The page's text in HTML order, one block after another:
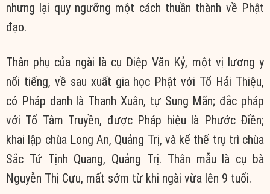
nhưng lại quy ngưỡng một cách thuần thành về Phật
đạo.
Thân phụ của ngài là cụ Diệp Văn Kỷ, một vị lương y
nổi tiếng, về sau xuất gia học Phật với Tổ Hải Thiệu,
có Pháp danh là Thanh Xuân, tự Sung Mãn; đắc pháp
với Tổ Tâm Truyền, được Pháp hiệu là Phước Điền;
khai lập chùa Long An, Quảng Trị, và kế thế trụ trì chùa
Sắc Tứ Tịnh Quang, Quảng Trị. Thân mẫu là cụ bà
Nguyễn Thị Cựu, mất sớm từ khi ngài vừa lên 9 tuổi.